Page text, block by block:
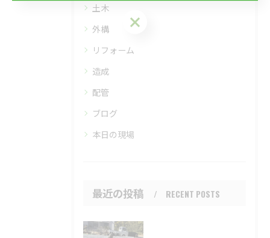
土木
外構
リフォーム
造成
配管
ブログ
本日の現場
最近の投稿 RECENT POSTS
お問い合わせはこちら